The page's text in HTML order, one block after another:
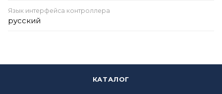
Язык интерфейса контроллера
русский
КАТАЛОГ